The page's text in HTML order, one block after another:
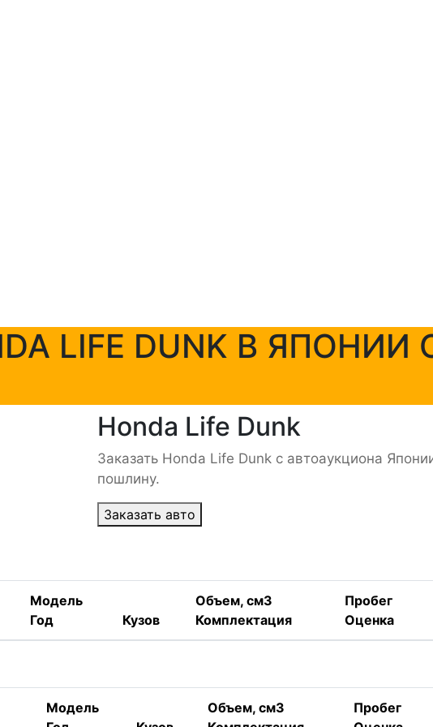
LIFE DUNK В
Honda Life Dunk
Заказать Honda Life Dunk с автоаукциона
пошлину.
Заказать авто
Модель
Год
Кузов
Объем, см3
Комплектация
Пробег
Оценка
Модель
Объем, см3
Пробег